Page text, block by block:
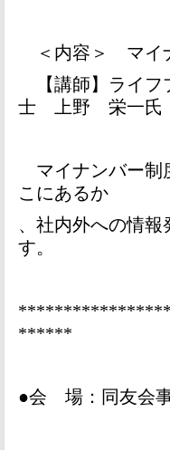
＜内容＞ マイ
【講師】ライフ
士 上野 栄一氏
マイナンバー制
こにあるか
、社内外への情
す。
******
●会 場：同友会